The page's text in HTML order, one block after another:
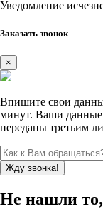
Уведомление
Заказать звонок
×
Впишите свои
минут. Ваши данные
переданы третьим
Не нашли